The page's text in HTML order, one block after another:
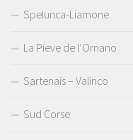
Spelunca-Liamone
La Pieve de l’Ornano
Sartenais – Valinco
Sud Corse